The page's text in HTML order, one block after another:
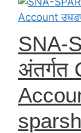
SNA-
अंतर्गत